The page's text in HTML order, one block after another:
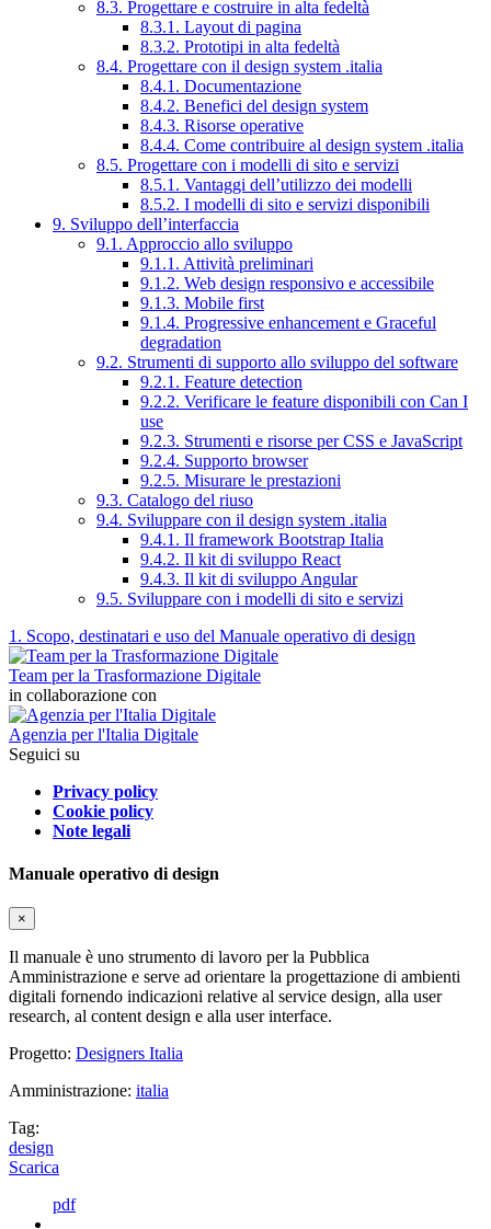
8.3. Progettare e costruire in alta fedeltà
8.3.1. Layout di pagina
8.3.2. Prototipi in alta fedeltà
8.4. Progettare con il design system .italia
8.4.1. Documentazione
8.4.2. Benefici del design system
8.4.3. Risorse operative
8.4.4. Come contribuire al design system .italia
8.5. Progettare con i modelli di sito e servizi
8.5.1. Vantaggi dell’utilizzo dei modelli
8.5.2. I modelli di sito e servizi disponibili
9. Sviluppo dell’interfaccia
9.1. Approccio allo sviluppo
9.1.1. Attività preliminari
9.1.2. Web design responsivo e accessibile
9.1.3. Mobile first
9.1.4. Progressive enhancement e Graceful
degradation
9.2. Strumenti di supporto allo sviluppo del software
9.2.1. Feature detection
9.2.2. Verificare le feature disponibili con Can I
use
9.2.3. Strumenti e risorse per CSS e JavaScript
9.2.4. Supporto browser
9.2.5. Misurare le prestazioni
9.3. Catalogo del riuso
9.4. Sviluppare con il design system .italia
9.4.1. Il framework Bootstrap Italia
9.4.2. Il kit di sviluppo React
9.4.3. Il kit di sviluppo Angular
9.5. Sviluppare con i modelli di sito e servizi
1. Scopo, destinatari e uso del Manuale operativo di design
Team per la Trasformazione Digitale
in collaborazione con
Agenzia per l'Italia Digitale
Seguici su
Privacy policy
Cookie policy
Note legali
Manuale operativo di design
×
Il manuale è uno strumento di lavoro per la Pubblica
Amministrazione e serve ad orientare la progettazione di ambienti
digitali fornendo indicazioni relative al service design, alla user
research, al content design e alla user interface.
Progetto: Designers Italia
Amministrazione: italia
Tag:
design
Scarica
pdf